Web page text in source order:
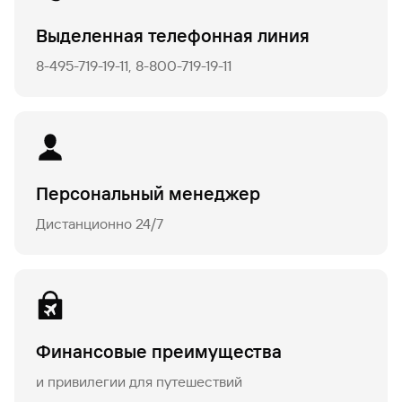
Быстрый
поиск
по
Вклады
Выделенная телефонная линия
8-495-719-19-11, 8-800-719-19-11
Персональный менеджер
Дистанционно 24/7
Финансовые преимущества
и привилегии для путешествий